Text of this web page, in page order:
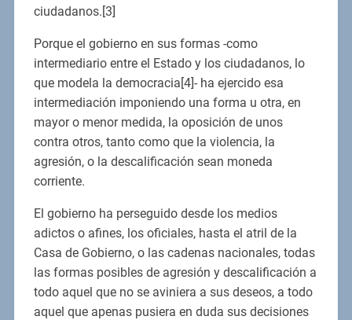
ciudadanos.[3]
Porque el gobierno en sus formas -como
intermediario entre el Estado y los ciudadanos, lo
que modela la democracia[4]- ha ejercido esa
intermediación imponiendo una forma u otra, en
mayor o menor medida, la oposición de unos
contra otros, tanto como que la violencia, la
agresión, o la descalificación sean moneda
corriente.
El gobierno ha perseguido desde los medios
adictos o afines, los oficiales, hasta el atril de la
Casa de Gobierno, o las cadenas nacionales, todas
las formas posibles de agresión y descalificación a
todo aquel que no se aviniera a sus deseos, a todo
aquel que apenas pusiera en duda sus decisiones